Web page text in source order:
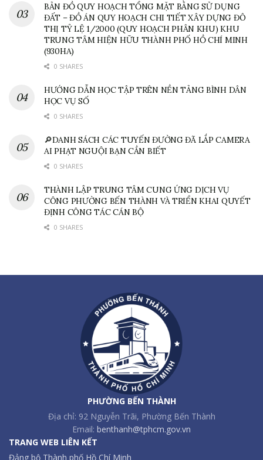
BẢN ĐỒ QUY HOẠCH TỔNG MẶT BẰNG SỬ DỤNG
ĐẤT – ĐỒ ÁN QUY HOẠCH CHI TIẾT XÂY DỰNG ĐÔ
THỊ TỶ LỆ 1/2000 (QUY HOẠCH PHÂN KHU) KHU
TRUNG TÂM HIỆN HỮU THÀNH PHỐ HỒ CHÍ MINH
(930HA)
0 SHARES
HƯỚNG DẪN HỌC TẬP TRÊN NỀN TẢNG BÌNH DÂN
HỌC VỤ SỐ
0 SHARES
🔎DANH SÁCH CÁC TUYẾN ĐƯỜNG ĐÃ LẮP CAMERA
AI PHẠT NGUỘI BẠN CẦN BIẾT
0 SHARES
THÀNH LẬP TRUNG TÂM CUNG ỨNG DỊCH VỤ
CÔNG PHƯỜNG BẾN THÀNH VÀ TRIỂN KHAI QUYẾT
ĐỊNH CÔNG TÁC CÁN BỘ
0 SHARES
PHƯỜNG BẾN THÀNH
Địa chỉ: 92 Nguyễn Trãi, Phường Bến Thành
Email: benthanh@tphcm.gov.vn
TRANG WEB LIÊN KẾT
Đảng bộ Thành phố Hồ Chí Minh